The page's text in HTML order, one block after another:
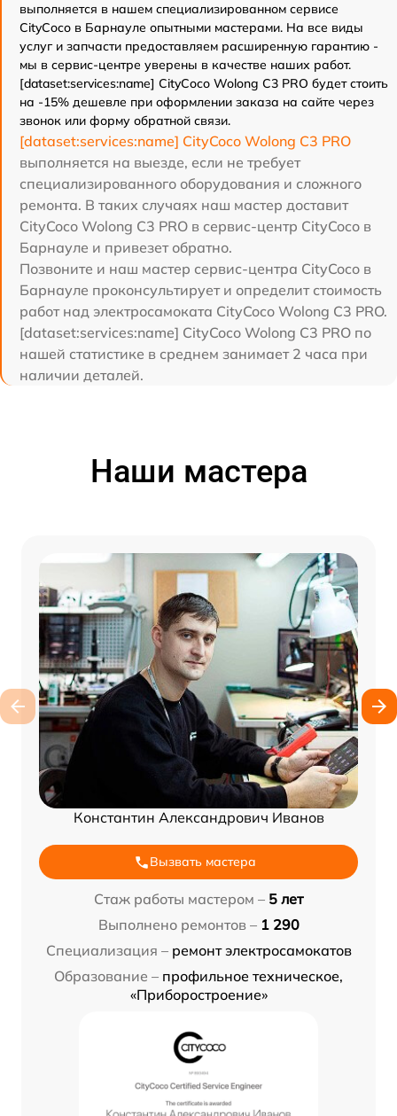
выполняется в нашем специализированном сервисе
CityCoco в Барнауле опытными мастерами. На все виды
услуг и запчасти предоставляем расширенную гарантию -
мы в сервис-центре уверены в качестве наших работ.
[dataset:services:name] CityCoco Wolong C3 PRO будет стоить
на -15% дешевле при оформлении заказа на сайте через
звонок или форму обратной связи.
[dataset:services:name] CityCoco Wolong C3 PRO
выполняется на выезде, если не требует
специализированного оборудования и сложного
ремонта. В таких случаях наш мастер доставит
CityCoco Wolong C3 PRO в сервис-центр CityCoco в
Барнауле и привезет обратно.
Позвоните и наш мастер сервис-центра CityCoco в
Барнауле проконсультирует и определит стоимость
работ над электросамоката CityCoco Wolong C3 PRO.
[dataset:services:name] CityCoco Wolong C3 PRO по
нашей статистике в среднем занимает 2 часа при
наличии деталей.
Наши мастера
Константин Александрович Иванов
Вызвать мастера
Стаж работы мастером – 5 лет
Выполнено ремонтов – 1 290
Специализация – ремонт электросамокатов
Образование – профильное техническое,
«Приборостроение»